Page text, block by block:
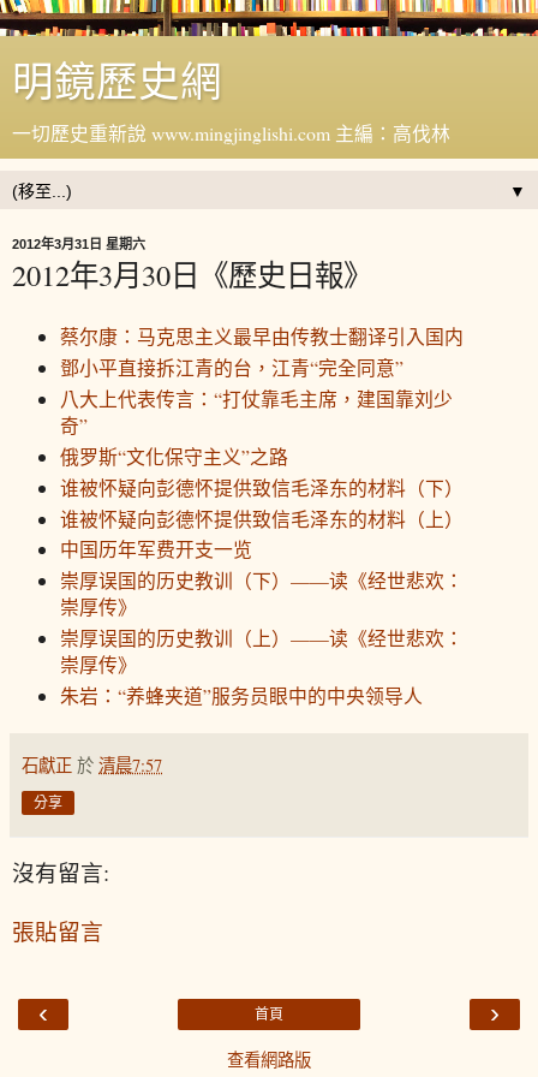
明鏡歷史網
一切歷史重新說 www.mingjinglishi.com 主編：高伐林
▼
2012年3月31日 星期六
2012年3月30日《歷史日報》
蔡尔康：马克思主义最早由传教士翻译引入国内
鄧小平直接拆江青的台，江青“完全同意”
八大上代表传言：“打仗靠毛主席，建国靠刘少
奇”
俄罗斯“文化保守主义”之路
谁被怀疑向彭德怀提供致信毛泽东的材料（下）
谁被怀疑向彭德怀提供致信毛泽东的材料（上）
中国历年军费开支一览
崇厚误国的历史教训（下）——读《经世悲欢：
崇厚传》
崇厚误国的历史教训（上）——读《经世悲欢：
崇厚传》
朱岩：“养蜂夹道”服务员眼中的中央领导人
石獻正 於 清晨7:57
分享
沒有留言:
張貼留言
‹ ›
首頁
查看網路版